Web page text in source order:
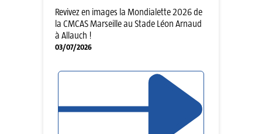
Revivez en images la Mondialette 2026 de
la CMCAS Marseille au Stade Léon Arnaud
à Allauch !
03/07/2026